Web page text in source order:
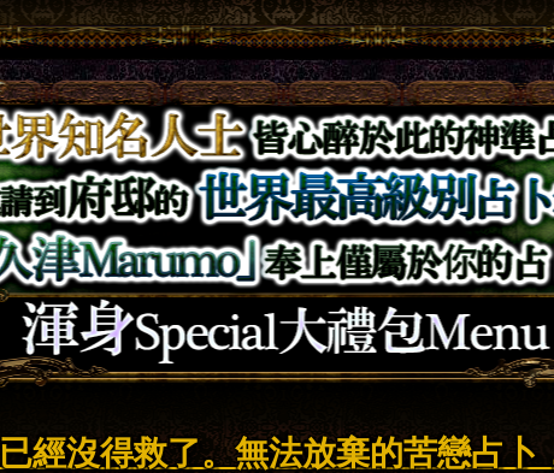
已經沒得救了。無法放棄的苦戀占卜